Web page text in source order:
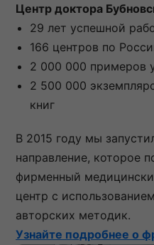
Центр доктора
29 лет успешной
166 центров по
2 000 000 примеров
2 500 000
книг
В 2015 году мы
направление, которое
фирменный
центр с
авторских методик.
Узнайте подробнее о